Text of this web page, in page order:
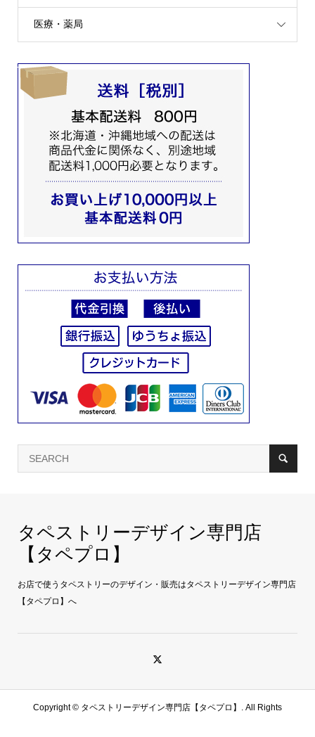
医療・薬局
タペストリーデザイン専門店
【タペプロ】
お店で使うタペストリーのデザイン・販売はタペストリーデザイン専門店
【タペプロ】へ
Copyright © タペストリーデザイン専門店【タペプロ】. All Rights